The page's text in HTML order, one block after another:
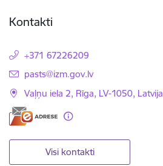
Kontakti
+371 67226209
E-pasts:
pasts@izm.gov.lv
Vaļņu iela 2, Rīga, LV-1050, Latvija
Visi kontakti